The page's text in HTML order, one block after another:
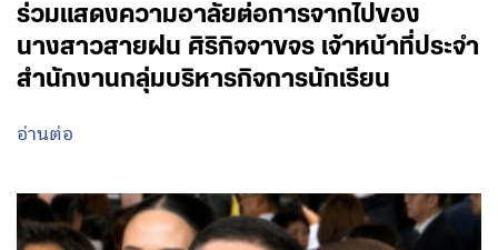
ร่วมแสดงความอาลัยต่อการจากไปของ
นางสาวสายฝน ศิริกิจจาขจร เจ้าหน้าที่ประจำ
สำนักงานกลุ่มบริหารกิจการนักเรียน
อ่านต่อ